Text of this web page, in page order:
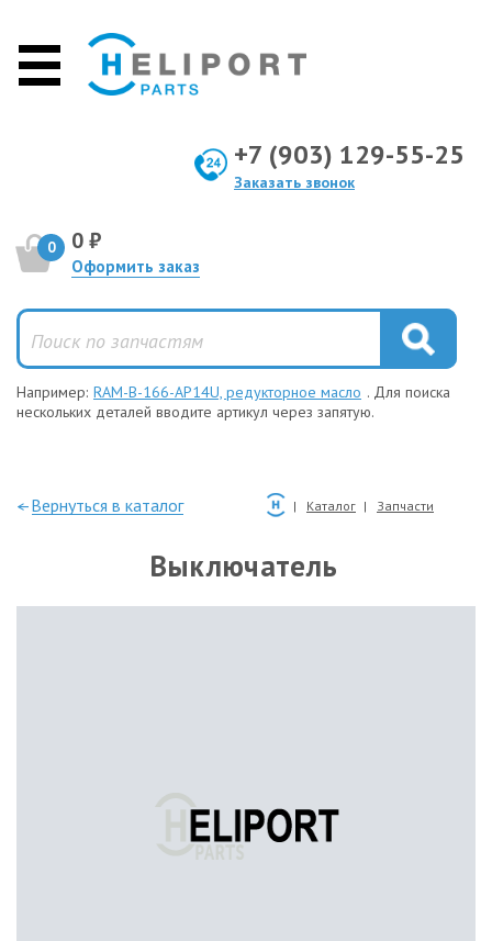
+7 (903) 129-55-25
Заказать звонок
0 0 ₽
Оформить заказ
Например: RAM-B-166-AP14U, редукторное масло . Для поиска
нескольких деталей вводите артикул через запятую.
—Вернуться в каталог Каталог Запчасти
Выключатель